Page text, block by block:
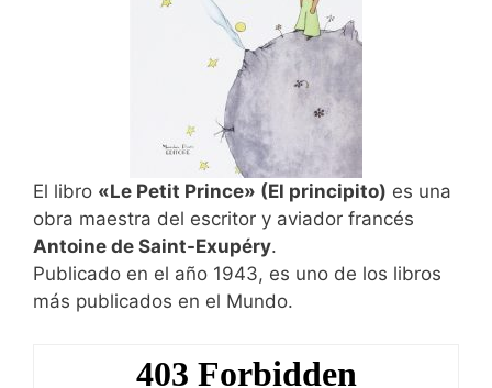
El libro «Le Petit Prince» (El principito) es una
obra maestra del escritor y aviador francés
Antoine de Saint-Exupéry.
Publicado en el año 1943, es uno de los libros
más publicados en el Mundo.